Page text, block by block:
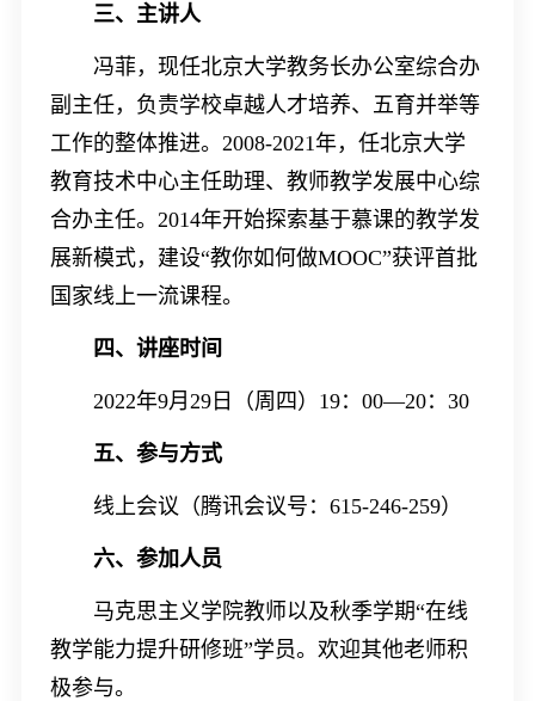
三、主讲人
冯菲，现任北京大学教务长办公室综合办
副主任，负责学校卓越人才培养、五育并举等
工作的整体推进。 2008-2021年，任北京大学
教育技术中心主任助理、教师教学发展中心综
合办主任。2014年开始探索基于慕课的教学发
展新模式，建设“教你如何做MOOC”获评首批
国家线上一流课程。
四、讲座时间
2022年9月29日（周四）19：00—20：30
五、参与方式
线上会议（腾讯会议号： 615-246-259）
六、参加人员
马克思主义学院教师以及秋季学期“在线
教学能力提升研修班”学员。欢迎其他老师积
极参与。